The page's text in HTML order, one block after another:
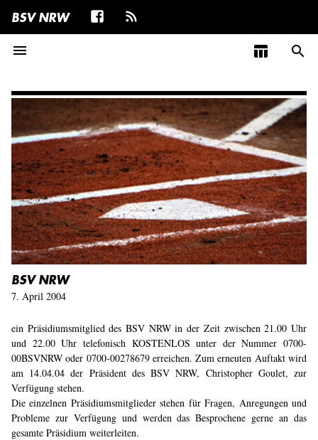
BSV NRW
menu
table_chart search
BSV NRW
7. April 2004
ein Präsidiumsmitglied des BSV NRW in der Zeit zwischen 21.00 Uhr
und 22.00 Uhr telefonisch KOSTENLOS unter der Nummer 0700-
00BSVNRW oder 0700-00278679 erreichen. Zum erneuten Auftakt wird
am 14.04.04 der Präsident des BSV NRW, Christopher Goulet, zur
Verfügung stehen.
Die einzelnen Präsidiumsmitglieder stehen für Fragen, Anregungen und
Probleme zur Verfügung und werden das Besprochene gerne an das
gesamte Präsidium weiterleiten.